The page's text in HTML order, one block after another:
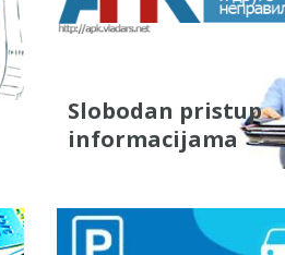
Slobodan pristup
informacijama